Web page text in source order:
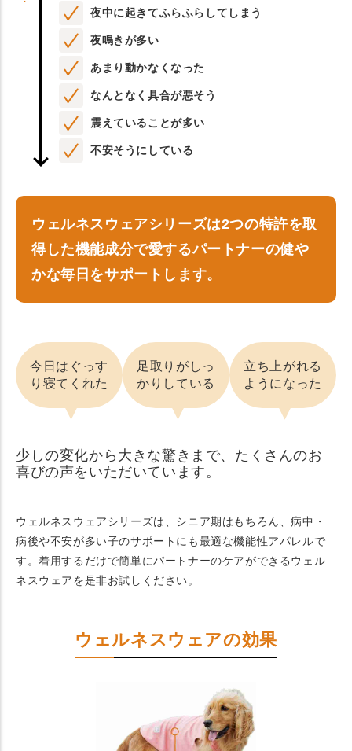
夜中に起きてふらふらしてしまう
夜鳴きが多い
あまり動かなくなった
なんとなく具合が悪そう
震えていることが多い
不安そうにしている
ウェルネスウェアシリーズは2つの特許を取
得した機能成分で愛するパートナーの健や
かな毎日をサポートします。
今日はぐっす
り寝てくれた
足取りがしっ
かりしている
立ち上がれる
ようになった
少しの変化から大きな驚きまで、たくさんのお
喜びの声をいただいています。
ウェルネスウェアシリーズは、シニア期はもちろん、病中・
病後や不安が多い子のサポートにも最適な機能性アパレルで
す。着用するだけで簡単にパートナーのケアができるウェル
ネスウェアを是非お試しください。
ウェルネスウェアの効果